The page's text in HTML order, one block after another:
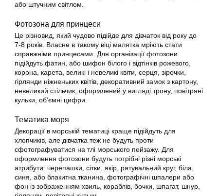
або штучним світлом.
Фотозона для принцеси
Це різновид, який чудово підійде для дівчаток від року до
7-8 років. Власне в такому віці малятка мріють стати
справжніми принцесами. Для організації фотозони
підійдуть фатин, або шифон білого і відтінків рожевого,
корона, карета, великі і невеликі квіти, серця, зірочки,
гірлянди ніжненьких квітів, декоративний замок з картону,
невеликий стільчик, оформлений у вигляді трону, повітряні
кульки, об’ємні цифри.
Тематика моря
Декорації в морській тематиці краще підійдуть для
хлопчиків, але дівчатка теж не будуть проти
сфотографуватися на тлі морського пейзажу. Для
оформлення фотозони будуть потрібні різні морські
атрибути: черепашки, сітки, якір, рятувальний круг, біла,
синя, або блакитна тканина, фотографічні шпалери або
фон із зображенням хвиль, кораблів, бочки, шпагат, шнур,